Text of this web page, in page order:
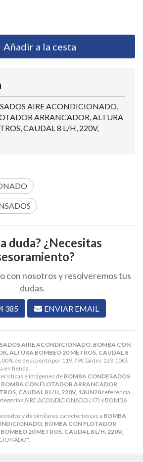
Añadir a la cesta
AIRE ACONDICIONADO, BOMBA CON
ALTURA BOMBEO 20 METROS, CAUDAL 8
de descuento por 119,79€ (antes 133,10€).
en tienda.
e imágenes de BOMBA CONDESADOS
CON FLOTADOR ARRANCADOR,
CAUDAL 8 L/H, 220V, 13UN20referencia
AIRE ACONDICIONADO (17) y BOMBA
y de similares características a BOMBA
BOMBA CON FLOTADOR
20 METROS, CAUDAL 8 L/H, 220V,
AIRE ACONDICIONADO,
ARRANCADOR, ALTURA
CAUDAL 8 L/H, 220V,
duda? ¿Necesitas
con nosotros y resolveremos tus
dudas.
385 ENVIAR EMAIL